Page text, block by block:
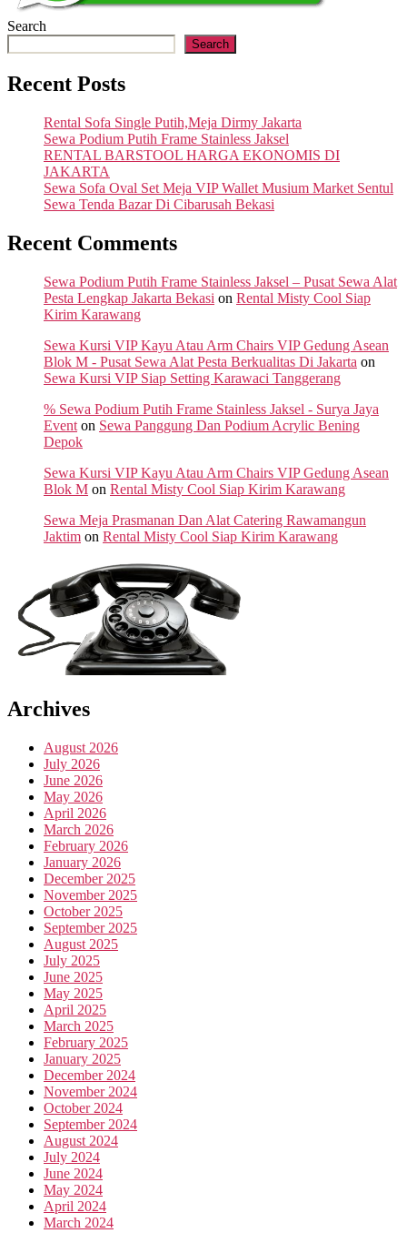
Search
Search
Recent Posts
Rental Sofa Single Putih,Meja Dirmy Jakarta
Sewa Podium Putih Frame Stainless Jaksel
RENTAL BARSTOOL HARGA EKONOMIS DI
JAKARTA
Sewa Sofa Oval Set Meja VIP Wallet Musium Market Sentul
Sewa Tenda Bazar Di Cibarusah Bekasi
Recent Comments
Sewa Podium Putih Frame Stainless Jaksel – Pusat Sewa Alat
Pesta Lengkap Jakarta Bekasi on Rental Misty Cool Siap
Kirim Karawang
Sewa Kursi VIP Kayu Atau Arm Chairs VIP Gedung Asean
Blok M - Pusat Sewa Alat Pesta Berkualitas Di Jakarta on
Sewa Kursi VIP Siap Setting Karawaci Tanggerang
% Sewa Podium Putih Frame Stainless Jaksel - Surya Jaya
Event on Sewa Panggung Dan Podium Acrylic Bening
Depok
Sewa Kursi VIP Kayu Atau Arm Chairs VIP Gedung Asean
Blok M on Rental Misty Cool Siap Kirim Karawang
Sewa Meja Prasmanan Dan Alat Catering Rawamangun
Jaktim on Rental Misty Cool Siap Kirim Karawang
Archives
August 2026
July 2026
June 2026
May 2026
April 2026
March 2026
February 2026
January 2026
December 2025
November 2025
October 2025
September 2025
August 2025
July 2025
June 2025
May 2025
April 2025
March 2025
February 2025
January 2025
December 2024
November 2024
October 2024
September 2024
August 2024
July 2024
June 2024
May 2024
April 2024
March 2024